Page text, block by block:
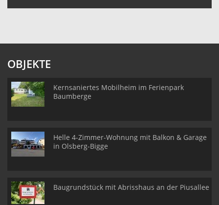
OBJEKTE
Kernsaniertes Mobilheim im Ferienpark
Baumberge
Helle 4-Zimmer-Wohnung mit Balkon & Garage
in Olsberg-Bigge
Baugrundstück mit Abrisshaus an der Piusallee